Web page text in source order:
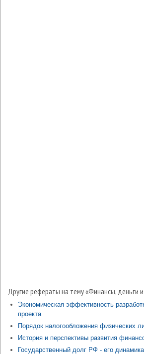
Другие рефераты на тему «Финансы, деньги и
Экономическая эффективность
проекта
Порядок налогообложения физических
История и перспективы развития
Государственный долг РФ - его